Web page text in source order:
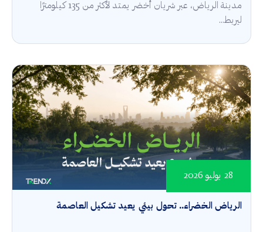
مدينة الرياض، عبر شريان أخضر يمتد لأكثر من 135 كيلومترًا
ليربط...
الرياض الخضراء.. تحول بيئي يعيد تشكيل العاصمة
28 يوليو 2026